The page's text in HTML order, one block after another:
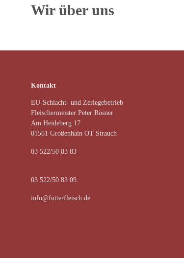
Wir über uns
Kontakt
EU-Schlacht- und Zerlegebetrieb
Fleischermeister Peter Rösner
Am Heideberg 17
01561 Großenhain OT Strauch
03 522/50 83 83
03 522/50 83 09
info@futterfleisch.de